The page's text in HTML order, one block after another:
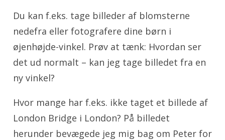
Du kan f.eks. tage billeder af blomsterne
nedefra eller fotografere dine børn i
øjenhøjde-vinkel. Prøv at tænk: Hvordan ser
det ud normalt – kan jeg tage billedet fra en
ny vinkel?
Hvor mange har f.eks. ikke taget et billede af
London Bridge i London? På billedet
herunder bevægede jeg mig bag om Peter for